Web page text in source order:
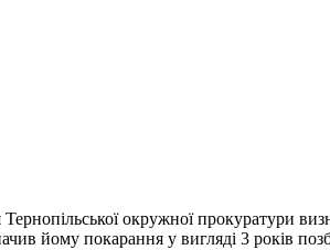
окружної прокуратури
йому покарання у вигляді 3 років